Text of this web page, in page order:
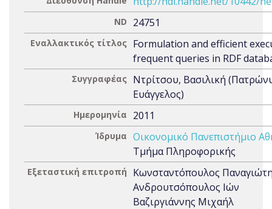
ND 24751
Εναλλακτικός τίτλος Formulation and efficient
frequent queries in RDF
Συγγραφέας Ντρίτσου, Βασιλική
Ευάγγελος)
Ημερομηνία 2011
Ίδρυμα Οικονομικό Πανεπιστήμιο
Τμήμα Πληροφορικής
Εξεταστική επιτροπή
Κωνσταντόπουλος
Ανδρουτσόπουλος Ιών
Βαζιργιάννης Μιχαήλ